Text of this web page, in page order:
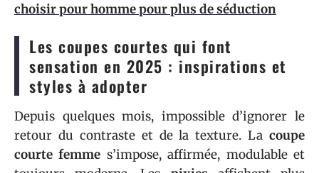
choisir pour homme pour plus de séduction
Les coupes courtes qui font
sensation en 2025 : inspirations et
styles à adopter
Depuis quelques mois, impossible d’ignorer le
retour du contraste et de la texture. La coupe
courte femme s’impose, affirmée, modulable et